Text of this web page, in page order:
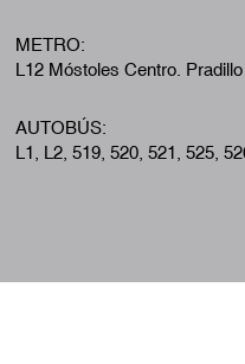
METRO:
L12 Móstoles Centro. Pradillo
AUTOBÚS:
L1, L2, 519, 520, 521, 525,